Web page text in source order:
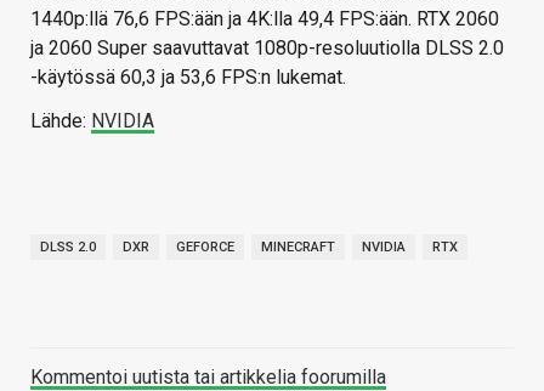
1440p:llä 76,6 FPS:ään ja 4K:lla 49,4 FPS:ään. RTX 2060
ja 2060 Super saavuttavat 1080p-resoluutiolla DLSS 2.0
-käytössä 60,3 ja 53,6 FPS:n lukemat.
Lähde: NVIDIA
DLSS 2.0 DXR GEFORCE MINECRAFT NVIDIA RTX
Kommentoi uutista tai artikkelia foorumilla